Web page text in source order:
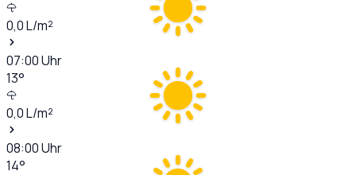
0,0L/m²
07:00Uhr
13°
0,0L/m²
08:00Uhr
14°